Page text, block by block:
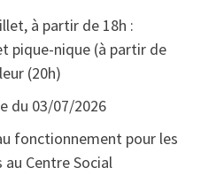
à partir de 18h :
pique-nique (à partir de
(20h)
du 03/07/2026
fonctionnement pour les
Centre Social